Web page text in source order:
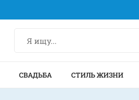
СВАДЬБА СТИЛЬ ЖИЗНИ